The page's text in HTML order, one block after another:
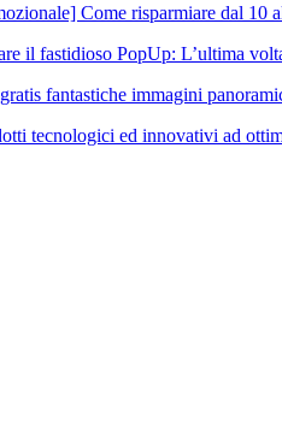
Come risparmiare dal 10
il fastidioso PopUp: L’ultima
fantastiche immagini
tecnologici ed innovativi ad